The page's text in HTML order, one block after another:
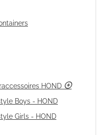
HOND
Boys - HOND
Girls - HOND